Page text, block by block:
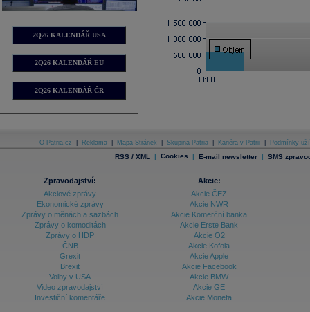
2Q26 KALENDÁŘ USA
2Q26 KALENDÁŘ EU
2Q26 KALENDÁŘ ČR
O Patria.cz Reklama Mapa Stránek Skupina Patria Kariéra v Patrii Podmínky
RSS / XML | Cookies | E-mail newsletter | SMS
Zpravodajství:
Akciové zprávy
Ekonomické zprávy
Zprávy o měnách a sazbách
Zprávy o komoditách
Zprávy o HDP
ČNB
Grexit
Brexit
Volby v USA
Video zpravodajství
Investiční komentáře
Akcie:
Akcie ČEZ
Akcie NWR
Akcie Komerční banka
Akcie Erste Bank
Akcie O2
Akcie Kofola
Akcie Apple
Akcie Facebook
Akcie BMW
Akcie GE
Akcie Moneta